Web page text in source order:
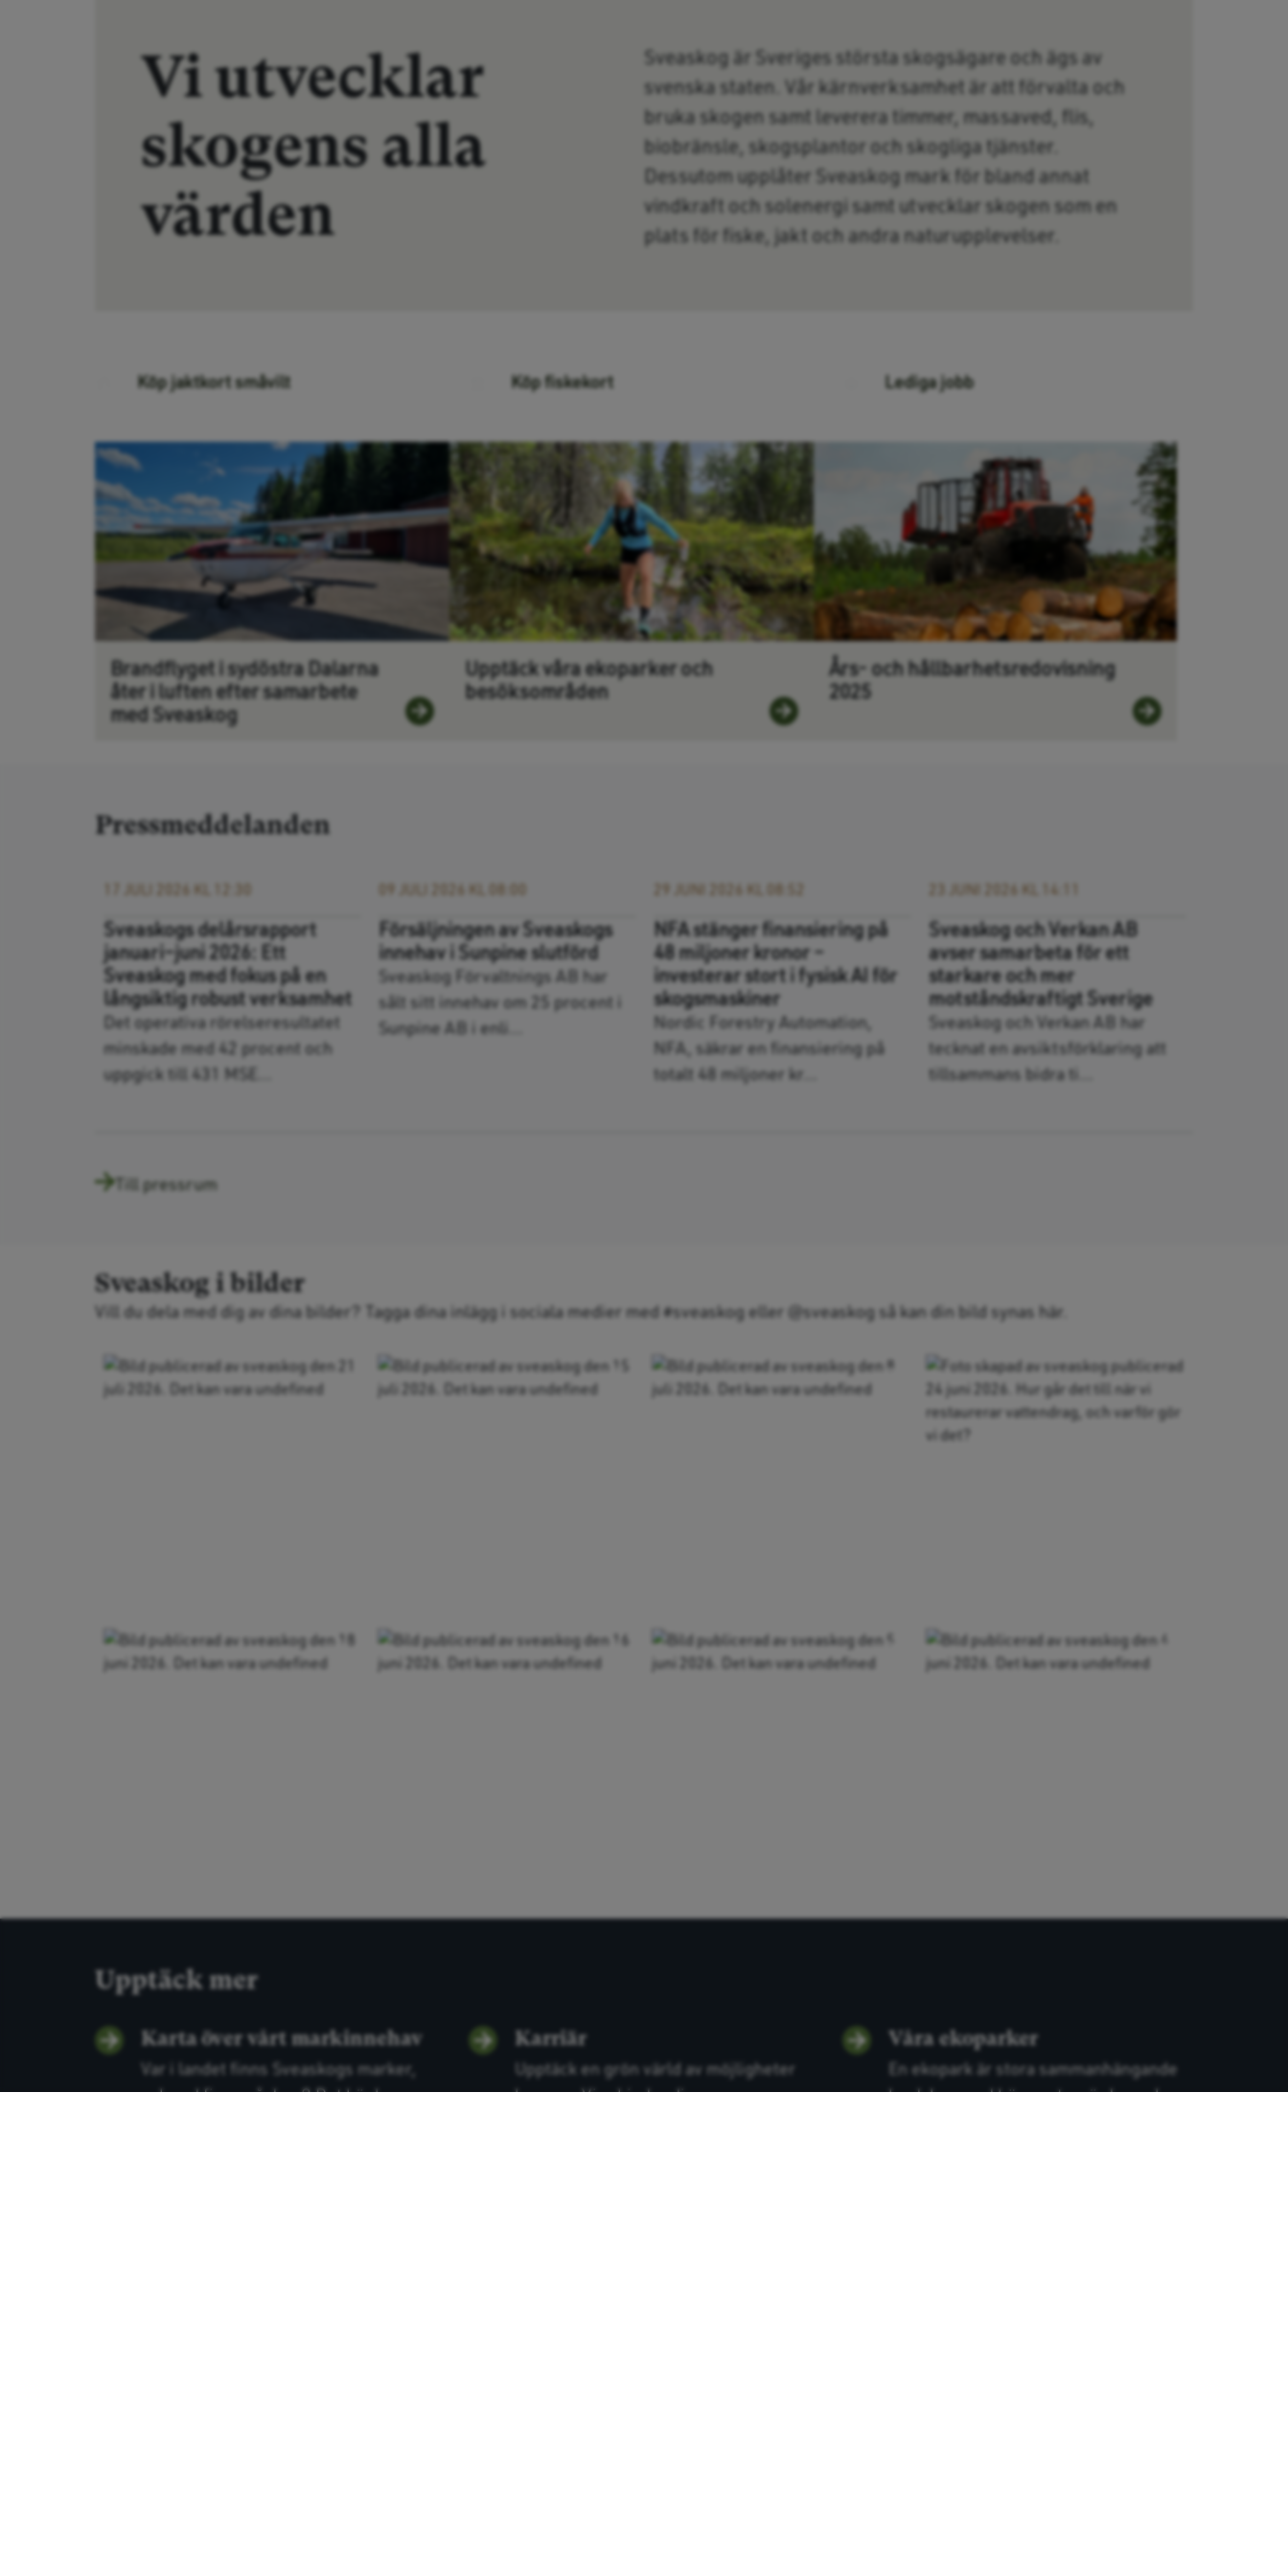
Vi utvecklar
skogens alla
värden
Sveaskog är Sveriges största skogsägare och ägs av
svenska staten. Vår kärnverksamhet är att förvalta och
bruka skogen samt leverera timmer, massaved, flis,
biobränsle, skogsplantor och skogliga tjänster.
Dessutom upplåter Sveaskog mark för bland annat
vindkraft och solenergi samt utvecklar skogen som en
plats för fiske, jakt och andra naturupplevelser.
Köp jaktkort småvilt Köp fiskekort Lediga jobb
Brandflyget i sydöstra Dalarna
åter i luften efter samarbete
med Sveaskog
Upptäck våra ekoparker och
besöksområden
Års- och hållbarhetsredovisning
2025
Pressmeddelanden
17 JULI 2026 KL 12:30
Sveaskogs delårsrapport
januari–juni 2026: Ett
Sveaskog med fokus på en
långsiktig robust verksamhet
Det operativa rörelseresultatet
minskade med 42 procent och
uppgick till 431 MSE...
09 JULI 2026 KL 08:00
Försäljningen av Sveaskogs
innehav i Sunpine slutförd
Sveaskog Förvaltnings AB har
sålt sitt innehav om 25 procent i
Sunpine AB i enli...
29 JUNI 2026 KL 08:52
NFA stänger finansiering på
48 miljoner kronor –
investerar stort i fysisk AI för
skogsmaskiner
Nordic Forestry Automation,
NFA, säkrar en finansiering på
totalt 48 miljoner kr...
23 JUNI 2026 KL 14:11
Sveaskog och Verkan AB
avser samarbeta för ett
starkare och mer
motståndskraftigt Sverige
Sveaskog och Verkan AB har
tecknat en avsiktsförklaring att
tillsammans bidra ti...
Till pressrum
Sveaskog i bilder
Vill du dela med dig av dina bilder? Tagga dina inlägg i sociala medier med #sveaskog eller @sveaskog så kan din bild synas här.
Upptäck mer
Karta över vårt markinnehav
Var i landet finns Sveaskogs marker,
och vad finns på dem? Det här ka...
Karriär
Upptäck en grön värld av möjligheter
hos oss. Vi erbjuder di...
Våra ekoparker
En ekopark är stora sammanhängande
landskap med höga naturvärden och